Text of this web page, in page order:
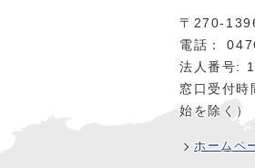
〒270-
電話：
法人番号:
窓口受付
始を除く）
ホームペ